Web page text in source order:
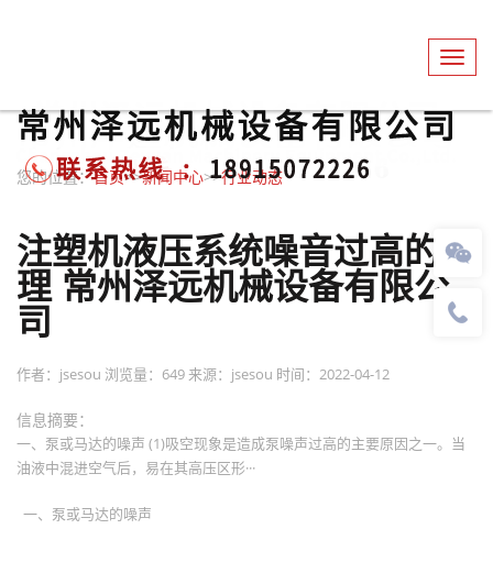
您的位置：首页>>新闻中心>>行业动态
注塑机液压系统噪音过高的处
理 常州泽远机械设备有限公
司
作者：jsesou 浏览量：649 来源：jsesou 时间：2022-04-12
信息摘要：
一、泵或马达的噪声 (1)吸空现象是造成泵噪声过高的主要原因之一。当
油液中混进空气后，易在其高压区形···
一、泵或马达的噪声